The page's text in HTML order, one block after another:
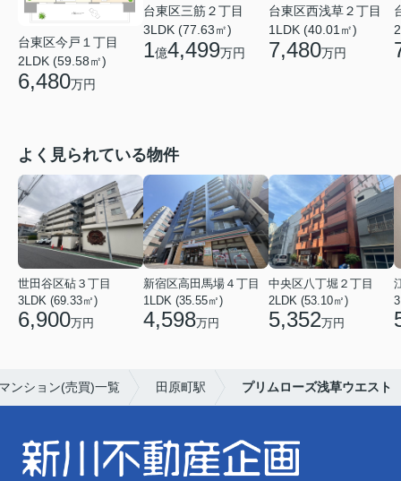
台東区今戸１丁目
2LDK (59.58㎡)
6,480万円
台東区三筋２丁目
3LDK (77.63㎡)
1億4,499万円
台東区西浅草２丁目
1LDK (40.01㎡)
7,480万円
よく見られている物件
世田谷区砧３丁目
3LDK (69.33㎡)
6,900万円
新宿区高田馬場４丁目
1LDK (35.55㎡)
4,598万円
中央区八丁堀２丁目
2LDK (53.10㎡)
5,352万円
ンション(売買)一覧 田原町駅 プリムローズ浅草ウエスト